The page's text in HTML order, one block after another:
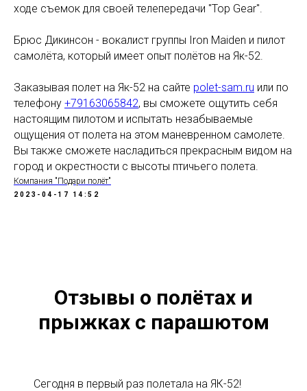
ходе съемок для своей телепередачи "Top Gear".
Брюс Дикинсон - вокалист группы Iron Maiden и пилот
самолёта, который имеет опыт полётов на Як-52.
Заказывая полет на Як-52 на сайте polet-sam.ru или по
телефону +79163065842, вы сможете ощутить себя
настоящим пилотом и испытать незабываемые
ощущения от полета на этом маневренном самолете.
Вы также сможете насладиться прекрасным видом на
город и окрестности с высоты птичьего полета.
Компания "Подари полёт"
2023-04-17 14:52
Отзывы о полётах и
прыжках с парашютом
Сегодня в первый раз полетала на ЯК-52!